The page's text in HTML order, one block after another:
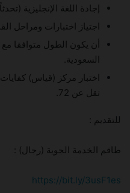
إجادة اللغة الإنجليزية
اجتياز اختبارات ومراحل
أن يكون الطول متوافقا
السعودية.
تقل عن 72.
للتقديم :
طاقم الخدمة الجوية (رجال) :
https://bit.ly/3usF1es